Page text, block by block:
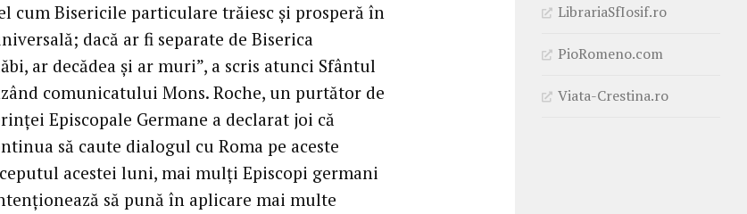
cum Bisericile particulare trăiesc și prosperă în
dacă ar fi separate de Biserica
ar decădea și ar muri”, a scris atunci Sfântul
comunicatului Mons. Roche, un purtător de
Episcopale Germane a declarat joi că
să caute dialogul cu Roma pe aceste
acestei luni, mai mulți Episcopi germani
să pună în aplicare mai multe
LibrariaSfIosif.ro
PioRomeno.com
Viata-Crestina.ro